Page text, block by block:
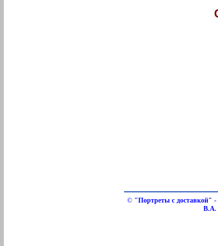
© "Портреты с доставкой" -
В.А.